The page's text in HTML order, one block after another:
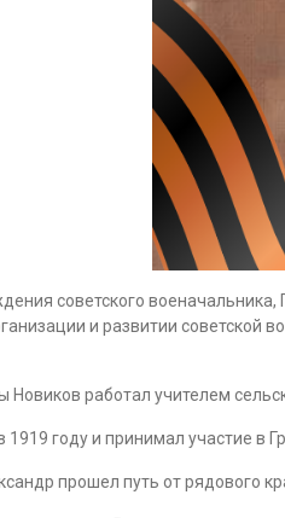
советского
и развитии советской
Новиков работал учителем
году и принимал участие в
прошел путь от рядового